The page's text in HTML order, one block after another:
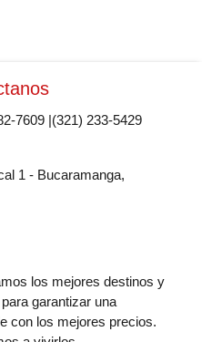
7609 |(321) 233-5429
1 - Bucaramanga,
los mejores destinos y
garantizar una
con los mejores precios.